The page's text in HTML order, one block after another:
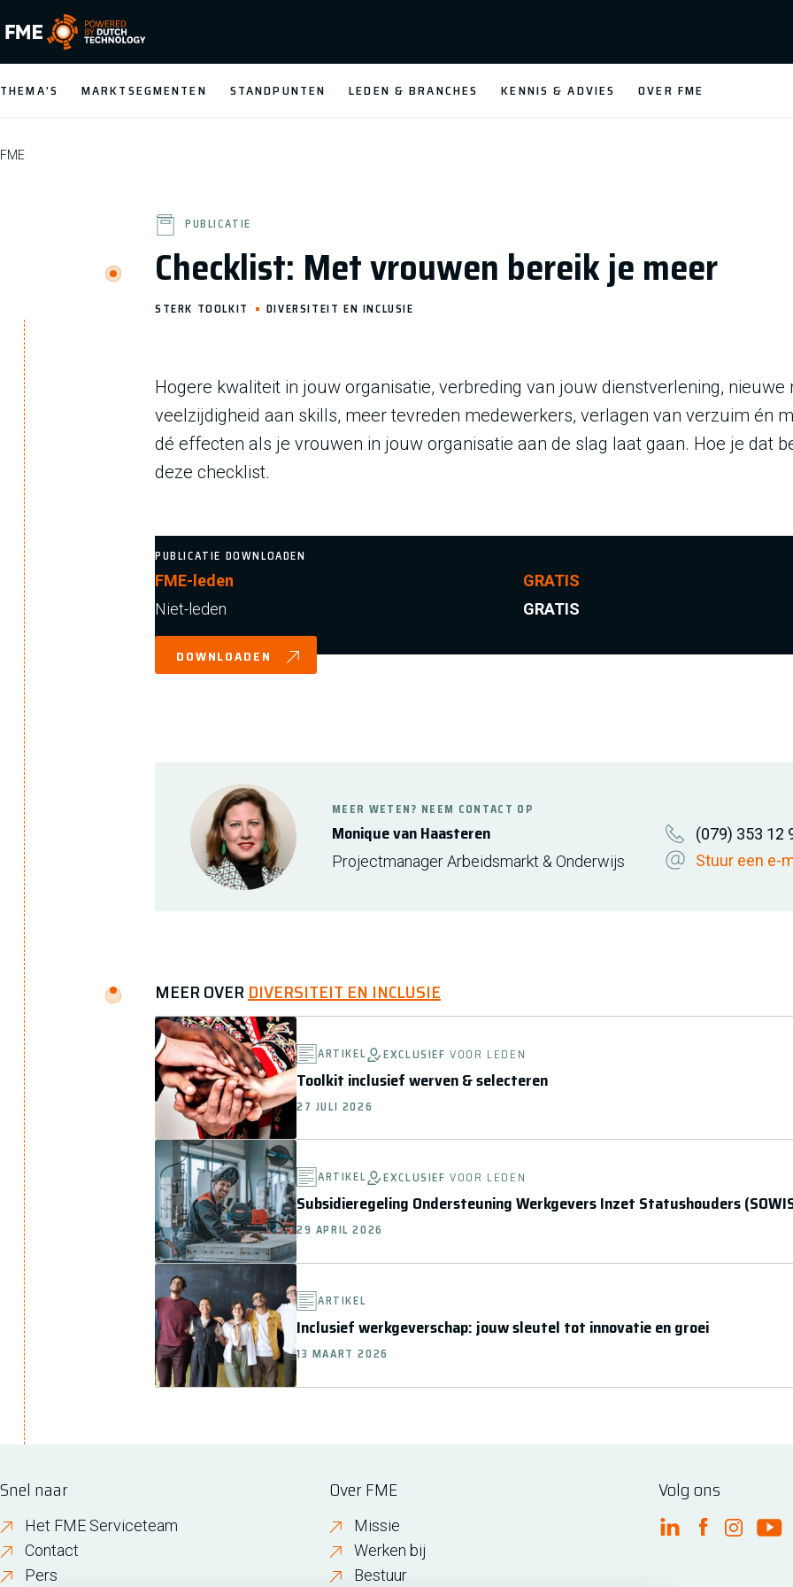
FME Logo, to the homepage
THEMA'S MARKTSEGMENTEN STANDPUNTEN LEDEN & BRANCHES KENNIS & ADVIES OVER FME
FME
Checklist: Met vrouwen bereik je meer
PUBLICATIE
STERK TOOLKIT DIVERSITEIT EN INCLUSIE
Hogere kwaliteit in jouw organisatie, verbreding van jouw dienstverlening, nieuwe
veelzijdigheid aan skills, meer tevreden medewerkers, verlagen van verzuim én
dé effecten als je vrouwen in jouw organisatie aan de slag laat gaan. Hoe je dat
deze checklist.
PUBLICATIE DOWNLOADEN
FME-leden
GRATIS
Niet-leden
GRATIS
DOWNLOADEN
Monique van Haasteren
MEER WETEN? NEEM CONTACT OP
Projectmanager Arbeidsmarkt & Onderwijs
(079) 353 12
Stuur een e-
MEER OVERDIVERSITEIT EN INCLUSIE
ARTIKEL EXCLUSIEFVOOR LEDEN
Toolkit inclusief werven & selecteren
27 JULI 2026
ARTIKEL EXCLUSIEFVOOR LEDEN
Subsidieregeling Ondersteuning Werkgevers Inzet Statushouders
29 APRIL 2026
ARTIKEL
Inclusief werkgeverschap: jouw sleutel tot innovatie en groei
13 MAART 2026
Snel naar
Het FME Serviceteam
Contact
Pers
Over FME
Missie
Werken bij
Bestuur
Volg ons
FME Linkedin
FMEFME